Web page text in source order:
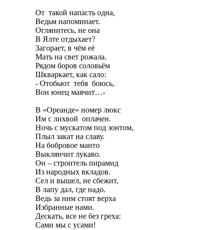
От такой напасть одна,
Ведьм напоминает.
Оглянитесь, не она
В Ялте отдыхает?
Загорает, в чём её
Мать на свет рожала.
Рядом боров соловьём
Шкваркает, как сало:
- Отобьют тебя боюсь,
Вон юнец маячит…-
В «Ореанде» номер люкс
Им с лихвой оплачен.
Ночь с мускатом под зонтом,
Плыл закат на славу.
На бобровое манто
Выклянчит лукаво.
Он – строитель пирамид
Из народных вкладов.
Сел и вышел, не сбежит,
В лапу дал, где надо.
Ведь за ним стоят верха
Избранные нами.
Дескать, все не без греха:
Сами мы с усами!